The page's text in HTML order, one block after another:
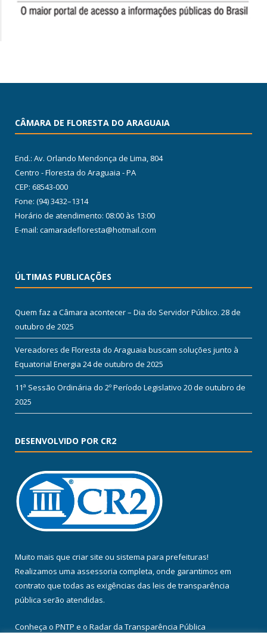
CÂMARA DE FLORESTA DO ARAGUAIA
End.: Av. Orlando Mendonça de Lima, 804
Centro - Floresta do Araguaia - PA
CEP: 68543-000
Fone: (94) 3432–1314
Horário de atendimento: 08:00 às 13:00
E-mail: camaradefloresta@hotmail.com
ÚLTIMAS PUBLICAÇÕES
Quem faz a Câmara acontecer – Dia do Servidor Público. 28 de
outubro de 2025
Vereadores de Floresta do Araguaia buscam soluções junto à
Equatorial Energia 24 de outubro de 2025
11ª Sessão Ordinária do 2º Período Legislativo 20 de outubro de
2025
DESENVOLVIDO POR CR2
Muito mais que criar site ou sistema para prefeituras!
Realizamos uma assessoria completa, onde garantimos em
contrato que todas as exigências das leis de transparência
pública serão atendidas.
Conheça o PNTP e o Radar da Transparência Pública